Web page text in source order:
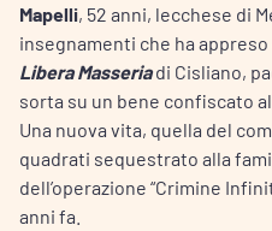
Mapelli, 52 anni, lecchese di
insegnamenti che ha
Libera Masseriadi Cisliano,
sorta su un bene confiscato
Una nuova vita, quella del
quadrati sequestrato alla
dell’operazione “Crimine
anni fa.